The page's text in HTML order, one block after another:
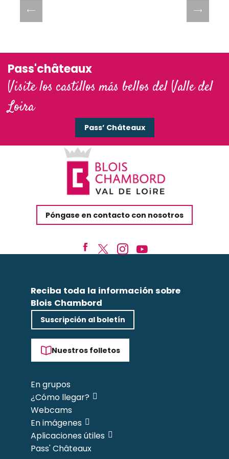
Pass'châteaux
Visite los castillos más bellos del Valle del
Loira
Pass’ Châteaux
Póngase en contacto con nosotros
Reciba toda la información sobre
Blois Chambord
Suscripción al boletín
Nuestros folletos
En grupos
¿Cómo llegar?
Webcams
En imágenes
Aplicaciones útiles
Pass' Châteaux